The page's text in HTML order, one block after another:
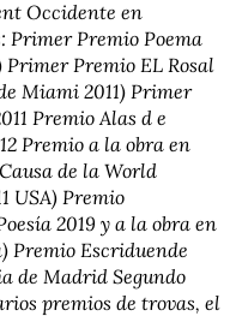
Occidente en
Primer Premio Poema
Primer Premio EL Rosal
Miami 2011) Primer
Premio Alas d e
Premio a la obra en
de la World
USA) Premio
2019 y a la obra en
Premio Escriduende
de Madrid Segundo
premios de trovas, el